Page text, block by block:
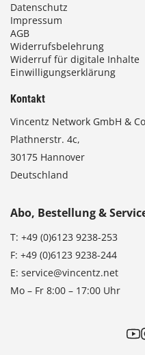
Datenschutz
Impressum
AGB
Widerrufsbelehrung
Widerruf für digitale Inhalte
Einwilligungserklärung
Kontakt
Vincentz Network GmbH &
Plathnerstr. 4c,
30175 Hannover
Deutschland
Abo, Bestellung &
T: +49 (0)6123 9238-253
F: +49 (0)6123 9238-244
E: service@vincentz.net
Mo – Fr 8:00 – 17:00 Uhr